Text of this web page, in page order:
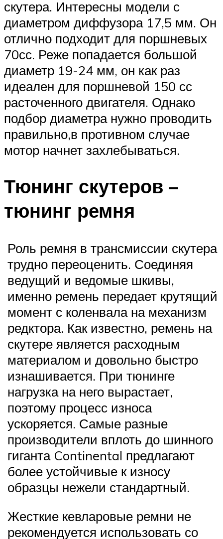
скутера. Интересны модели с
диаметром диффузора 17,5 мм. Он
отлично подходит для поршневых
70сс. Реже попадается большой
диаметр 19-24 мм, он как раз
идеален для поршневой 150 сс
расточенного двигателя. Однако
подбор диаметра нужно проводить
правильно,в противном случае
мотор начнет захлебываться.
Тюнинг скутеров –
тюнинг ремня
Роль ремня в трансмиссии скутера
трудно переоценить. Соединяя
ведущий и ведомые шкивы,
именно ремень передает крутящий
момент с коленвала на механизм
редктора. Как известно, ремень на
скутере является расходным
материалом и довольно быстро
изнашивается. При тюнинге
нагрузка на него вырастает,
поэтому процесс износа
ускоряется. Самые разные
производители вплоть до шинного
гиганта Continental предлагают
более устойчивые к износу
образцы нежели стандартный.
Жесткие кевларовые ремни не
рекомендуется использовать со